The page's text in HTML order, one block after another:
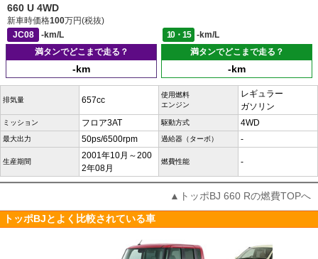
660 U 4WD
新車時価格100万円(税抜)
JC08
-km/L 10・15
-km/L
満タンでどこまで走る？
-km
満タンでどこまで走る？
-km
排気量 657cc
使用燃料
エンジン
レギュラー
ガソリン
ミッション フロア3AT 駆動方式 4WD
最大出力 50ps/6500rpm 過給器（ターボ） -
生産期間
2001年10月～200
2年08月
燃費性能 -
▲トッポBJ 660 Rの燃費TOPへ
トッポBJとよく比較されている車